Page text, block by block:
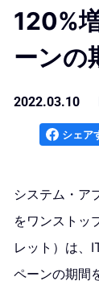
120%
ーンの
2022.03.10
シェア
システム・ア
をワンストッ
レット）は、
ペーンの期間